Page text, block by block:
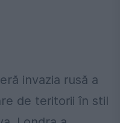
invazia rusă a
de teritorii în stil